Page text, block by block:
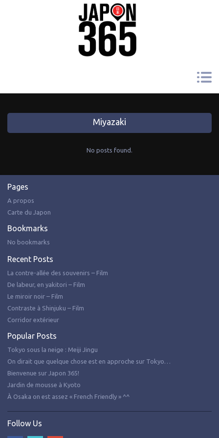
Miyazaki
No posts found.
Pages
A propos
Carte du Japon
Bookmarks
No bookmarks
Recent Posts
La contre-allée des souvenirs – Film
De labeur, en yakitori – Film
Le miroir noir – Film
Contraste à Shinjuku – Film
Corridor extérieur
Popular Posts
Tokyo sous la neige : Meiji Jingu
On dirait que quelque chose est en approche sur Tokyo…
Bienvenue sur Japon 365!
Jardin de mousse à Kyoto
À Osaka on est assez « French Friendly » ^^
Follow Us